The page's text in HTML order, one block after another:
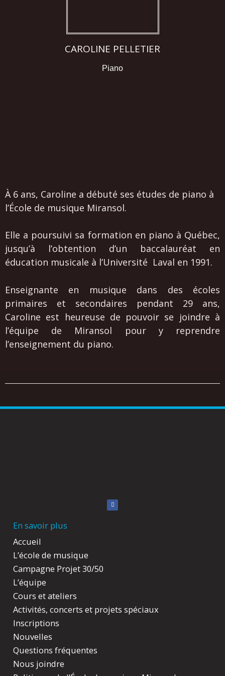
CAROLINE PELLETIER
Piano
À 6 ans, Caroline a débuté ses études de piano à
l’École de musique Miransol.
Elle a poursuivi sa formation en piano à Québec,
jusqu’à l’obtention d’un baccalauréat en
éducation musicale à l’Université Laval en 1991.
Enseignante en musique dans des écoles
primaires et secondaires pendant 29 ans,
Caroline est heureuse de pouvoir se joindre à
l’équipe de Miransol pour y reprendre
l’enseignement du piano.
F
a
c
En savoir plus
Accueil
L’école de musique
Campagne Projet 30/50
L’équipe
Cours et ateliers
Activités, concerts et projets spéciaux
Inscriptions
Nouvelles
Questions fréquentes
Nous joindre